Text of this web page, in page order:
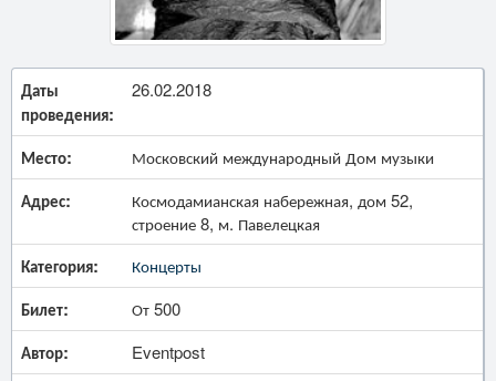
Даты
проведения:
26.02.2018
Место: Московский международный Дом музыки
Адрес:
Космодамианская набережная, дом 52,
строение 8, м. Павелецкая
Категория: Концерты
Билет: От 500
Автор: Eventpost